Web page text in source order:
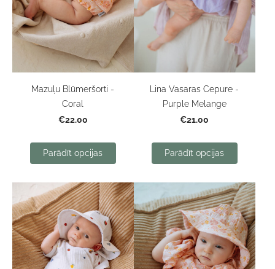
Mazuļu Blūmeršorti -
Coral
€22.00
Parādīt opcijas
Lina Vasaras Cepure -
Purple Melange
€21.00
Parādīt opcijas